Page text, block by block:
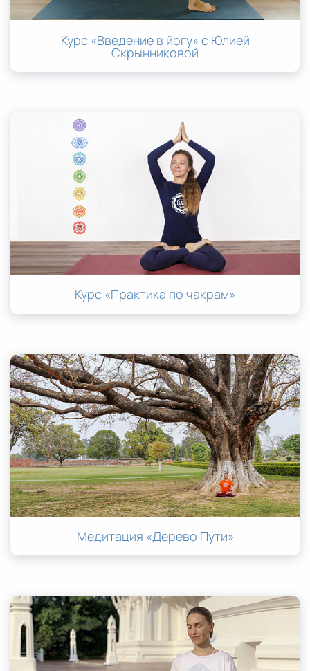
Курс «Введение в йогу» с Юлией
Скрынниковой
Курс «Практика по чакрам»
Медитация «Дерево Пути»